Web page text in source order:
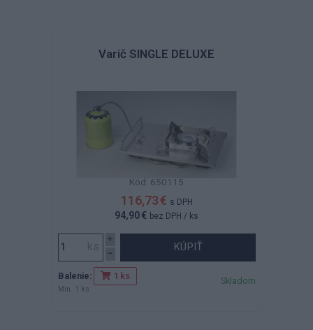
Varič SINGLE DELUXE
Kód: 650115
116,73 € s DPH
94,90 € bez DPH / ks
KÚPIŤ
Balenie: 1 ks
Min. 1 ks
Skladom